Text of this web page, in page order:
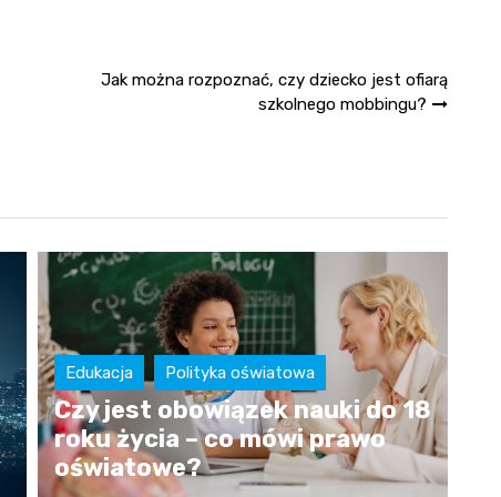
Jak można rozpoznać, czy dziecko jest ofiarą
szkolnego mobbingu?
Edukacja Polityka oświatowa
Najbiedniejsze kraje Europy –
przyczyny ubóstwa i
wyzwania rozwojowe